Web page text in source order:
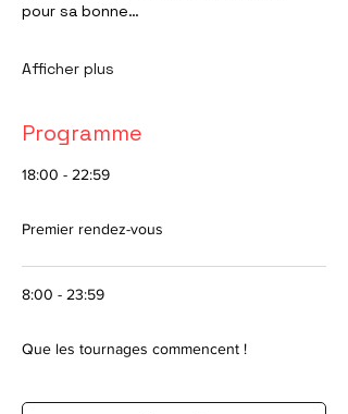
pour sa bonne…
Afficher plus
Programme
18:00 - 22:59
Premier rendez-vous
8:00 - 23:59
Que les tournages commencent !